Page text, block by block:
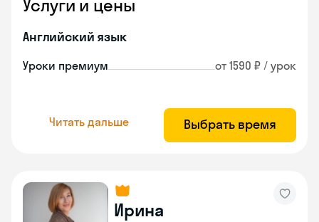
Услуги и цены
Английский язык
Уроки премиум от 1590 ₽ / урок
Читать дальше Выбрать время
Ирина